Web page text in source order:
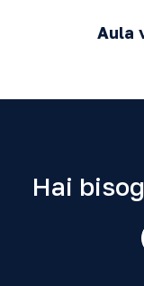
Aula
Hai